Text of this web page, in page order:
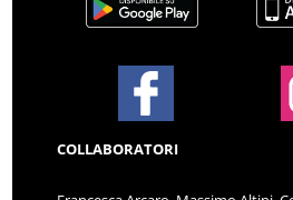
COLLABORATORI